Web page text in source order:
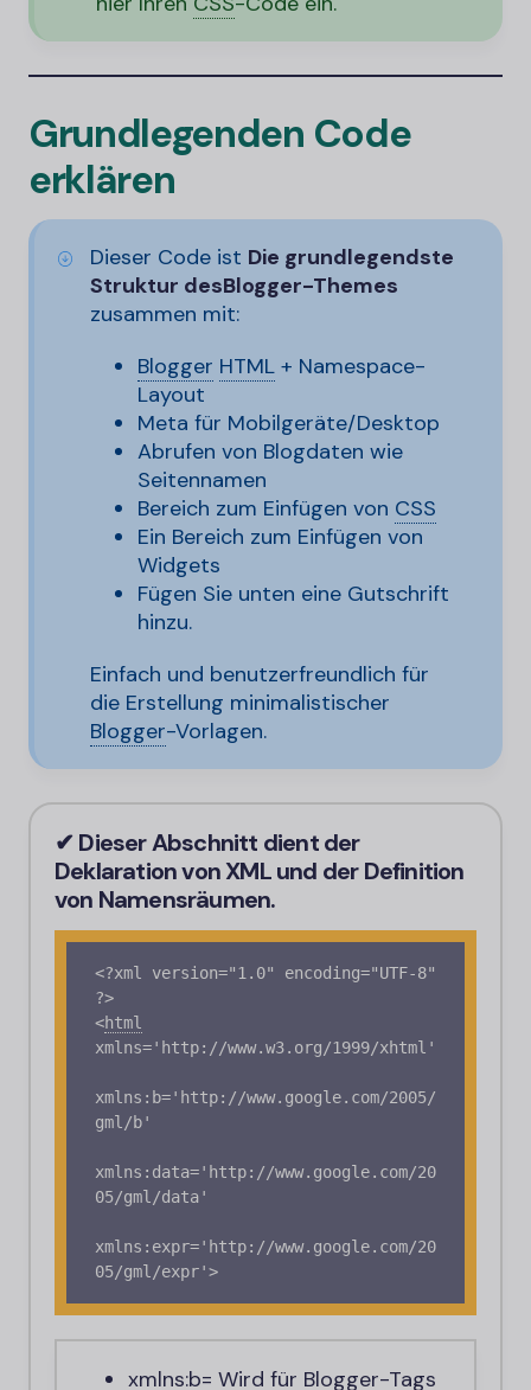
Grundlegenden Code
erklären
Dieser Code ist Die grundlegendste
Struktur desBlogger-Themes
zusammen mit:
Blogger HTML + Namespace-
Layout
Meta für Mobilgeräte/Desktop
Abrufen von Blogdaten wie
Seitennamen
Bereich zum Einfügen von CSS
Ein Bereich zum Einfügen von
Widgets
Fügen Sie unten eine Gutschrift
hinzu.
Einfach und benutzerfreundlich für
die Erstellung minimalistischer
Blogger-Vorlagen.
✔ Dieser Abschnitt dient der
Deklaration von XML und der Definition
von Namensräumen.
<?xml version="1.0" encoding="UTF-8"
<html
xmlns='http://www.w3.org/1999/xhtml'
xmlns:b='http://www.google.com/2005/
gml/b'
xmlns:data='http://www.google.com/20
05/gml/data'
xmlns:expr='http://www.google.com/20
05/gml/expr'>
xmlns:b= Wird für Blogger-Tags